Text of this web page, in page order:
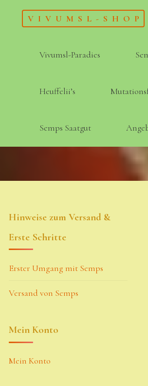
VIVUMSL-SHOP
Vivumsl-Paradies
Heuffelii’s
Semps Saatgut
Hinweise zum Versand &
Erste Schritte
Erster Umgang mit Semps
Versand von Semps
Mein Konto
Mein Konto